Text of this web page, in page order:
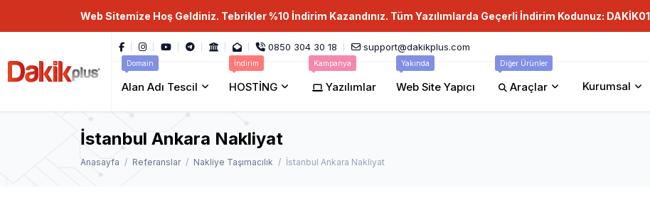
Web Sitemize Hoş Geldiniz. Tebrikler %10 İndirim Kazandınız. Tüm Yazılımlarda Geçerli İndirim Kodunuz: DAKİK01
0850 304 30 18 support@dakikplus.com
Domain
Alan Adı Tescil
İndirim
HOSTİNG
Kampanya
Yazılımlar
Yakında
Web Site Yapıcı
Diğer Ürünler
Araçlar Kurumsal
İstanbul Ankara Nakliyat
Anasayfa Referanslar Nakliye Taşımacılık İstanbul Ankara Nakliyat